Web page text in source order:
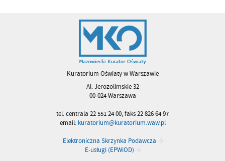
Kuratorium Oświaty w Warszawie
Al. Jerozolimskie 32
00-024 Warszawa
tel. centrala 22 551 24 00, faks 22 826 64 97
email: kuratorium@kuratorium.waw.pl
Elektroniczna Skrzynka Podawcza
E-usługi (EPWiOD)